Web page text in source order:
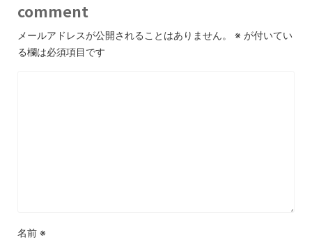
comment
メールアドレスが公開されることはありません。 ※ が付いてい
る欄は必須項目です
名前 ※